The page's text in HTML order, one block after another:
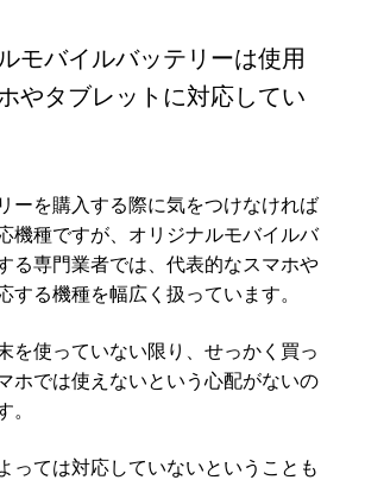
モバイルバッテリーは使用
やタブレットに対応してい
ーを購入する際に気をつけなければ
機種ですが、オリジナルモバイルバ
る専門業者では、代表的なスマホや
する機種を幅広く扱っています。
を使っていない限り、せっかく買っ
ホでは使えないという心配がないの
。
っては対応していないということも